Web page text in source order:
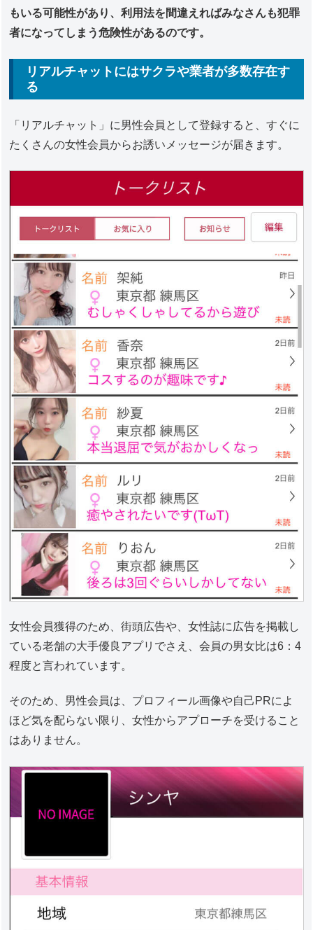
もいる可能性があり、利用法を間違えればみなさんも犯罪
者になってしまう危険性があるのです。
リアルチャットにはサクラや業者が多数存在す
る
「リアルチャット」に男性会員として登録すると、すぐに
たくさんの女性会員からお誘いメッセージが届きます。
女性会員獲得のため、街頭広告や、女性誌に広告を掲載し
ている老舗の大手優良アプリでさえ、会員の男女比は6：4
程度と言われています。
そのため、男性会員は、プロフィール画像や自己PRによ
ほど気を配らない限り、女性からアプローチを受けること
はありません。